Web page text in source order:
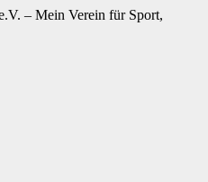
– Mein Verein für Sport,